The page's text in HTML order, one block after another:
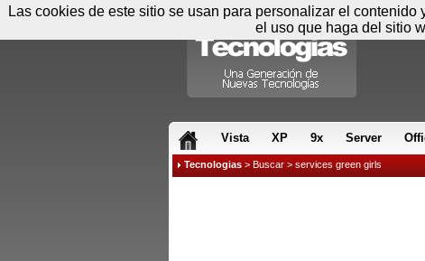
Vista XP 9x Server
Tecnologias > Buscar > services green girls
Las cookies de este sitio se usan para personalizar el
el uso que haga del sitio